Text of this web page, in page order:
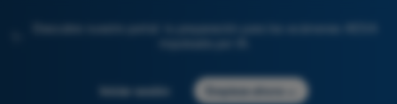
Descubre nuestro portal: tu preparación para los exámenes AESA
Iniciar sesión Empieza ahora